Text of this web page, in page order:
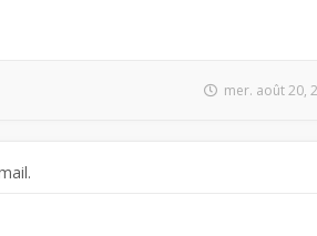
mer. août 20,